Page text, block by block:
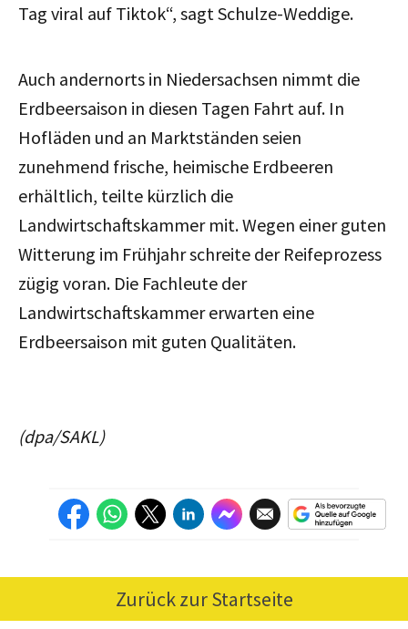
Tag viral auf Tiktok“, sagt Schulze-Weddige.
Auch andernorts in Niedersachsen nimmt die
Erdbeersaison in diesen Tagen Fahrt auf. In
Hofläden und an Marktständen seien
zunehmend frische, heimische Erdbeeren
erhältlich, teilte kürzlich die
Landwirtschaftskammer mit. Wegen einer guten
Witterung im Frühjahr schreite der Reifeprozess
zügig voran. Die Fachleute der
Landwirtschaftskammer erwarten eine
Erdbeersaison mit guten Qualitäten.
(dpa/SAKL)
Zurück zur Startseite